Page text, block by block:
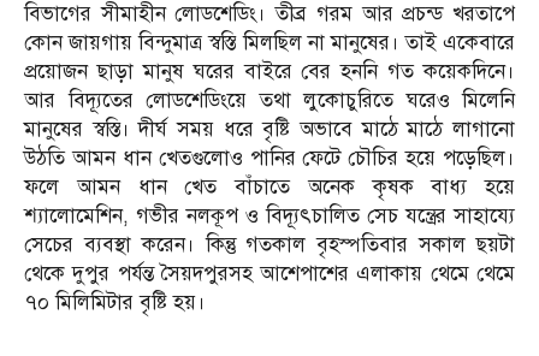
বিভাগের সীমাহীন লোডশেডিং। তীব্র গরম আর প্রচন্ড খরতাপে
কোন জায়গায় বিন্দুমাত্র স্বস্তি মিলছিল না মানুষের। তাই একেবারে
প্রয়োজন ছাড়া মানুষ ঘরের বাইরে বের হননি গত কয়েকদিনে।
আর বিদ্যূতের লোডশেডিংয়ে তথা লুকোচুরিতে ঘরেও মিলেনি
মানুষের স্বস্তি। দীর্ঘ সময় ধরে বৃষ্টি অভাবে মাঠে মাঠে লাগানো
উঠতি আমন ধান খেতগুলোও পানির ফেটে চৌচির হয়ে পড়েছিল।
ফলে আমন ধান খেত বাঁচাতে অনেক কৃষক বাধ্য হয়ে
শ্যালোমেশিন, গভীর নলকূপ ও বিদ্যূৎচালিত সেচ যন্ত্রের সাহায্যে
সেচের ব্যবস্থা করেন। কিন্তু গতকাল বৃহস্পতিবার সকাল ছয়টা
থেকে দুপুর পর্যন্ত সৈয়দপুরসহ আশেপাশের এলাকায় থেমে থেমে
৭০ মিলিমিটার বৃষ্টি হয়।